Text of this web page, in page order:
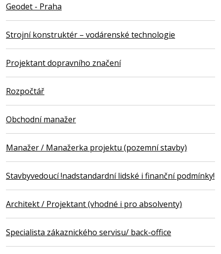
Geodet - Praha
Strojní konstruktér – vodárenské technologie
Projektant dopravního značení
Rozpočtář
Obchodní manažer
Manažer / Manažerka projektu (pozemní stavby)
Stavbyvedoucí !nadstandardní lidské i finanční podmínky!
Architekt / Projektant (vhodné i pro absolventy)
Specialista zákaznického servisu/ back-office